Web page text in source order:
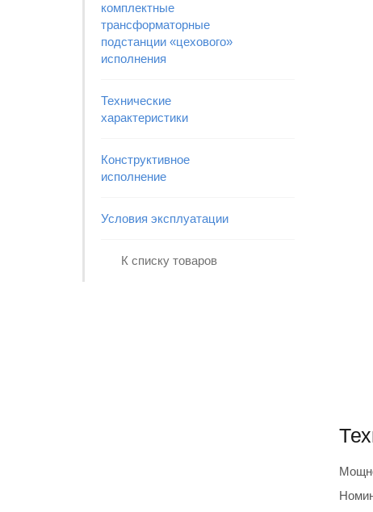
комплектные
трансформаторные
подстанции «цехового»
исполнения
Технические
характеристики
Конструктивное
исполнение
Условия эксплуатации
К списку товаров